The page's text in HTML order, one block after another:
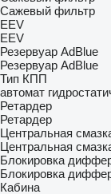
Сажевый фильтр
EEV
EEV
Резервуар AdBlue
Резервуар AdBlue
Тип КПП
автомат
Ретардер
Ретардер
Центральная
Центральная
Блокировка
Блокировка
Кабина